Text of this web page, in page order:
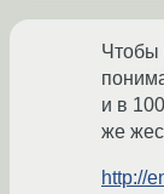
Чтобы
и в
же
http://